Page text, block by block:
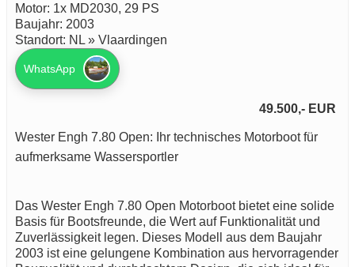
Motor: 1x MD2030, 29 PS
Baujahr: 2003
Standort: NL » Vlaardingen
WhatsApp
49.500,- EUR
Wester Engh 7.80 Open: Ihr technisches Motorboot für
aufmerksame Wassersportler
Das Wester Engh 7.80 Open Motorboot bietet eine solide
Basis für Bootsfreunde, die Wert auf Funktionalität und
Zuverlässigkeit legen. Dieses Modell aus dem Baujahr
2003 ist eine gelungene Kombination aus hervorragender